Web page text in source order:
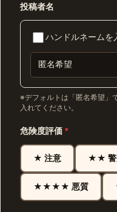
投稿者名
ハンドルネームを
※デフォルトは「匿名希望」
入れてください。
危険度評価 *
★ 注意 ★★ 警
★★★★ 悪質